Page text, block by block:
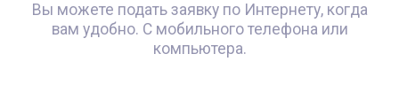
Вы можете подать заявку по Интернету, когда
вам удобно. С мобильного телефона или
компьютера.